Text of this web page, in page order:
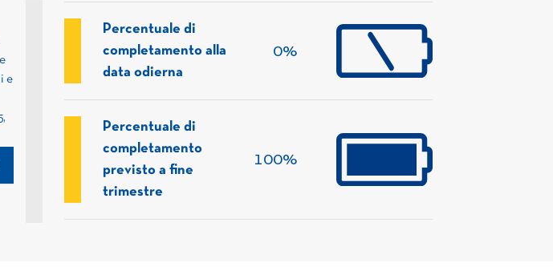
e
Percentuale di
completamento alla
data odierna
0%
Percentuale di
completamento
previsto a fine
trimestre
100%